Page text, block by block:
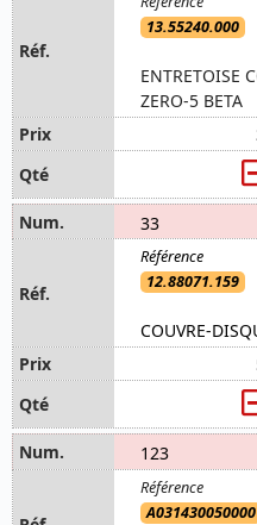
13.55240.000
ENTRETOISE
ZERO-5 BETA
33
12.88071.159
COUVRE-
123
A031430050000